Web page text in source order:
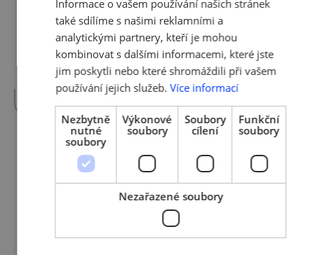
vytvořit nové pracovní místo či nabíráte
nové zaměstnance? Pomoci Vám může
STARTér, Věř si a podnikej – projekt
Nadačního fondu Veolia, který už tímto
způsobem finančně podporuje začínající a
drobné podnikatele od roku 2000.více »
4. 3. 2024 | Tým AMSP ČR
Pozvánka na webinář k
Národním cenám ČR 2024
Informace o vašem používání našich stránek
také sdílíme s našimi reklamními a
analytickými partnery, kteří je mohou
kombinovat s dalšími informacemi, které jste
jim poskytli nebo které shromáždili při vašem
používání jejich služeb. Více informací
Nezbytně
nutné
soubory
Výkonové
soubory
Soubory
cílení
Funkční
soubory
Nezařazené soubory